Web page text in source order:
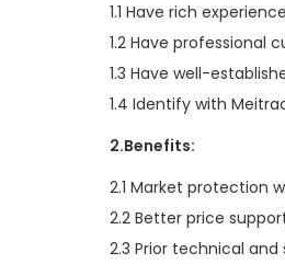
v
i
g
a
t
i
o
n
n
t
e
n
t
1.1 Have rich
1.2 Have professional
1.3 Have well-
1.4 Identify with
2.Benefits:
2.1 Market protection
2.2 Better price
2.3 Prior technical